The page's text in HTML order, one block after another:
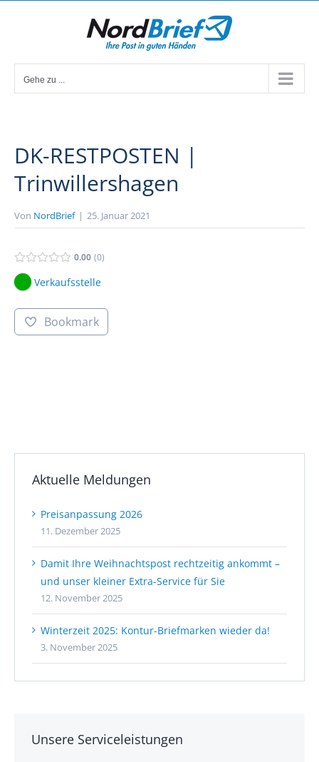
Gehe zu ...
DK-RESTPOSTEN |
Trinwillershagen
Von NordBrief | 25. Januar 2021
0.00 0
Verkaufsstelle
Bookmark
Aktuelle Meldungen
Preisanpassung 2026
11. Dezember 2025
Damit Ihre Weihnachtspost rechtzeitig ankommt –
und unser kleiner Extra-Service für Sie
12. November 2025
Winterzeit 2025: Kontur-Briefmarken wieder da!
3. November 2025
Unsere Serviceleistungen